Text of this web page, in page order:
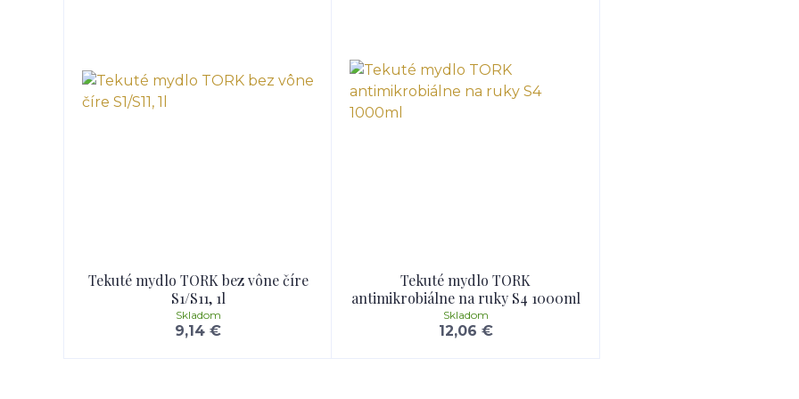
Tekuté mydlo TORK bez vône číre
S1/S11, 1l
9,14 €
Skladom
Tekuté mydlo TORK
antimikrobiálne na ruky S4 1000ml
12,06 €
Skladom